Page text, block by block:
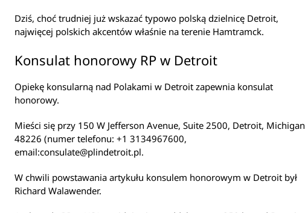
Dziś, choć trudniej już wskazać typowo polską dzielnicę Detroit,
najwięcej polskich akcentów właśnie na terenie Hamtramck.
Konsulat honorowy RP w Detroit
Opiekę konsularną nad Polakami w Detroit zapewnia konsulat
honorowy.
Mieści się przy 150 W Jefferson Avenue, Suite 2500, Detroit, Michigan
48226 (numer telefonu: +1 3134967600,
email:consulate@plindetroit.pl.
W chwili powstawania artykułu konsulem honorowym w Detroit był
Richard Walawender.